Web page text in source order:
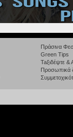
Πράσινα
Green Tips
Taξιδέψτε
Προσωπικά